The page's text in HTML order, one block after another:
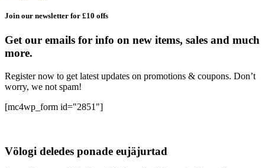
Join our newsletter for £10 offs
Get our emails for info on new items, sales and much
more.
Register now to get latest updates on promotions & coupons. Don’t
worry, we not spam!
[mc4wp_form id="2851"]
Völogi deledes ponade eujäjurtad